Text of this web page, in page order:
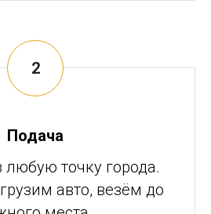
Подача
любую точку города.
авто, везём до